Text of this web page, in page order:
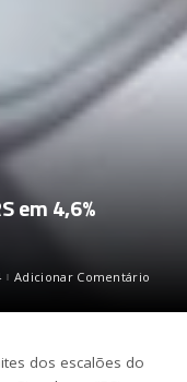
em 4,6%
Adicionar Comentário
dos escalões do